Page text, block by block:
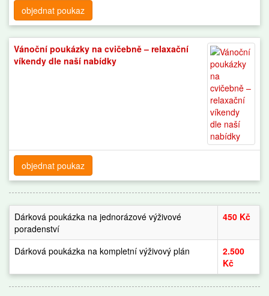
objednat poukaz
Vánoční poukázky na cvičebně – relaxační
víkendy dle naší nabídky
objednat poukaz
Dárková poukázka na jednorázové výživové
poradenství
450 Kč
Dárková poukázka na kompletní výživový plán
2.500
Kč